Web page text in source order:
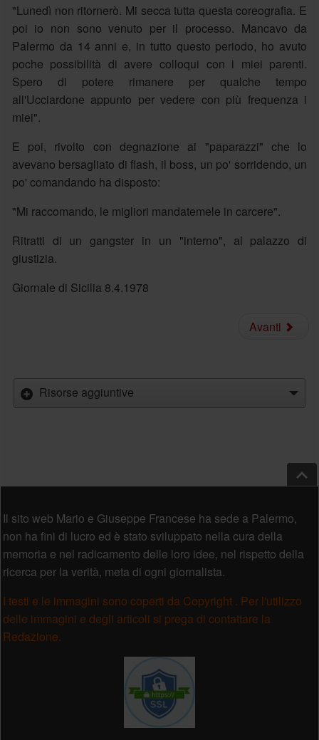
"Lunedì non ritornerò. Mi secca tutta questa coreografia. E
poi io non sono venuto per il processo. Mancavo da
Palermo da 14 anni e, in tutto questo periodo, ho avuto
poche possibilità di avere colloqui con i miei parenti.
Spero di potere rimanere per qualche tempo
all'Ucciardone appunto per vedere con più frequenza i
miei".
E poi, rivolto con degnazione ai "paparazzi" che lo
avevano bersagliato di flash, il boss, un po' sorridendo, un
po' comandando ha disposto:
"Mi raccomando, le migliori mandatemele in carcere".
Ritratti di un gangster in un "interno", al palazzo di
giustizia.
Giornale di Sicilia 8.4.1978
Avanti
Risorse aggiuntive
Il sito web Mario e Giuseppe Francese ha sede a Palermo,
non ha fini di lucro ed è stato sviluppato nella cura della
memoria e nel radicamento delle loro idee, nel rispetto della
ricerca per la verità, meta di ogni giornalista.
I testi e le immagini sono coperti da Copyright . Per l'utilizzo
delle immagini e degli articoli si prega di contattare la
Redazione.